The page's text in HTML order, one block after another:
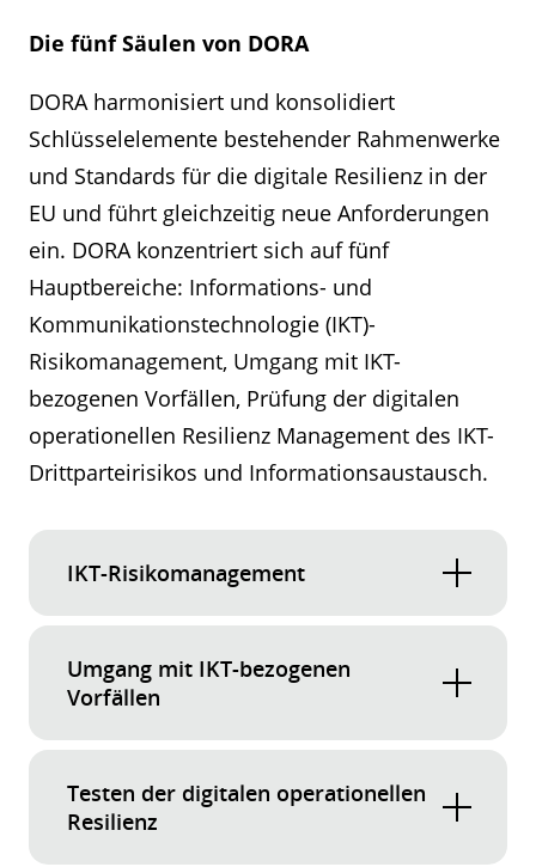
Die fünf Säulen von DORA
DORA harmonisiert und konsolidiert
Schlüsselelemente bestehender Rahmenwerke
und Standards für die digitale Resilienz in der
EU und führt gleichzeitig neue Anforderungen
ein. DORA konzentriert sich auf fünf
Hauptbereiche: Informations- und
Kommunikationstechnologie (IKT)-
Risikomanagement, Umgang mit IKT-
bezogenen Vorfällen, Prüfung der digitalen
operationellen Resilienz Management des IKT-
Drittparteirisikos und Informationsaustausch.
IKT-Risikomanagement
Die Finanzunternehmen müssen die Risiken im
Zusammenhang mit ihren Informations- und
IKT-Systemen bewerten und steuern.
Umgang mit IKT-bezogenen
Vorfällen
Die Finanzinstitute müssen die zuständigen
Behörden unverzüglich unterrichten, wenn
erhebliche Störungen auftreten.
Testen der digitalen operationellen
Resilienz